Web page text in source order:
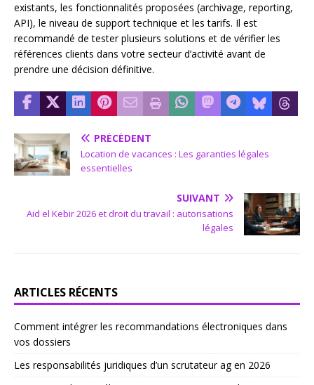
existants, les fonctionnalités proposées (archivage, reporting,
API), le niveau de support technique et les tarifs. Il est
recommandé de tester plusieurs solutions et de vérifier les
références clients dans votre secteur d’activité avant de
prendre une décision définitive.
PRÉCÉDENT
Location de vacances : Les garanties légales
essentielles
SUIVANT
Aid el Kebir 2026 et droit du travail : autorisations
légales
ARTICLES RÉCENTS
Comment intégrer les recommandations électroniques dans
vos dossiers
Les responsabilités juridiques d’un scrutateur ag en 2026